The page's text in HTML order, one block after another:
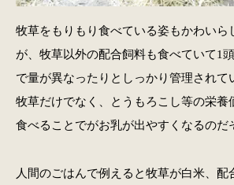
牧草をもりもり食べている姿もかわいら
が、牧草以外の配合飼料も食べていて1
で量が異なったりとしっかり管理されて
牧草だけでなく、とうもろこし等の栄養
食べることでがお乳が出やすくなるのだ
人間のごはんで例えると牧草が白米、配